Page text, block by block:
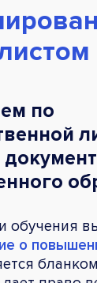
по
обучения
о